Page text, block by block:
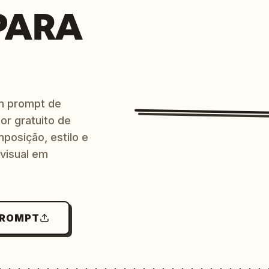
prompt de
gratuito de
estilo e
em